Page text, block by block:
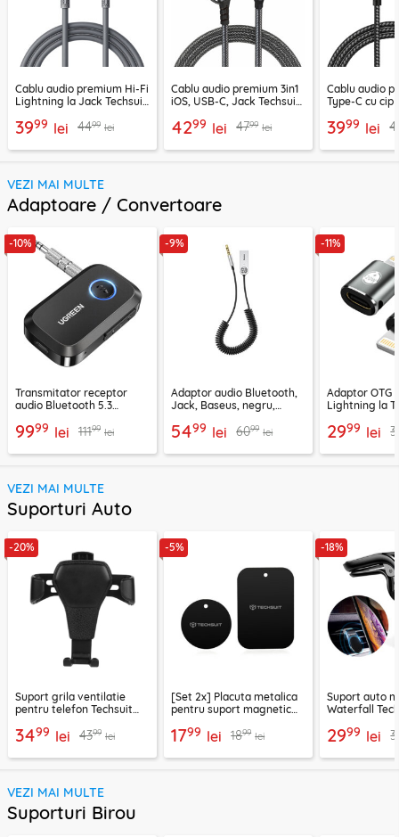
Cablu audio premium Hi-Fi
Lightning la Jack Techsuit
3999 lei 4499 lei
Cablu audio premium 3in1
iOS, USB-C, Jack Techsuit
4299 lei 4799 lei
Cablu audio
Type-C cu cip
1m
3999 lei
VEZI MAI MULTE
Adaptoare / Convertoare
-10%
Transmitator receptor
audio Bluetooth 5.3
9999 lei 11199 lei
-9%
Adaptor audio Bluetooth,
Jack, Baseus, negru,
5499 lei 6099 lei
-11%
Adaptor OTG
Lightning la
2999 lei
VEZI MAI MULTE
Suporturi Auto
-20%
Suport grila ventilatie
pentru telefon Techsuit
3499 lei 4399 lei
-5%
[Set 2x] Placuta metalica
pentru suport magnetic
negru
1799 lei 1899 lei
-18%
Suport auto
Waterfall
2999 lei
VEZI MAI MULTE
Suporturi Birou